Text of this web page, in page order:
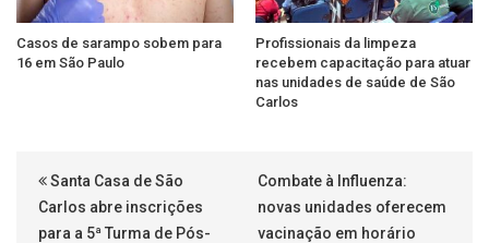
Casos de sarampo sobem para
16 em São Paulo
Profissionais da limpeza
recebem capacitação para atuar
nas unidades de saúde de São
Carlos
Santa Casa de São
Carlos abre inscrições
para a 5ª Turma de Pós-
Combate à Influenza:
novas unidades oferecem
vacinação em horário